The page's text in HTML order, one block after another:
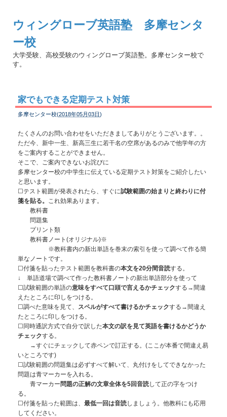
ウィングローブ英語塾 多摩センタ
ー校
大学受験、高校受験のウィングローブ英語塾。多摩センター校で
す。
家でもできる定期テスト対策
多摩センター校(2018年05月03日)
たくさんのお問い合わせをいただきましてありがとうございます。。
ただ今、新中一生、新高三生に若干名の空席があるのみで他学年の方
をご案内することができません。
そこで、ご案内できないお詫びに
多摩センター校の中学生に伝えている定期テスト対策をご紹介したい
と思います。
☐テスト範囲が発表されたら、すぐに試験範囲の始まりと終わりに付
箋を貼る。 これ効果あります。
教科書
問題集
プリント類
教科書ノート(オリジナル)※
※教科書内の新出単語を巻末の索引を使って調べて作る簡
単なノートです。
☐付箋を貼ったテスト範囲を教科書の本文を20分間音読する。
↓ 単語道場で調べて作った教科書ノートの新出単語部分を使って
☐試験範囲の単語の意味をすべて口頭で言えるかチェックする→間違
えたところに印しをつける。
☐調べた意味を見て、 スペルがすべて書けるかチェックする→間違え
たところに印しをつける。
☐同時通訳方式で自分で訳した本文の訳を見て英語を書けるかどうか
チェックする。
→すぐにチェックして赤ペンで訂正する。(ここが本番で間違え易
いところです)
☐試験範囲の問題集は必ずすべて解いて、丸付けをしてできなかった
問題は青マーカーを入れる。
青マーカー 問題の正解の文章全体を5回音読して正の字をつけ
る。
☐付箋を貼った範囲は、 最低一回は音読しましょう。他教科にも応用
してください。